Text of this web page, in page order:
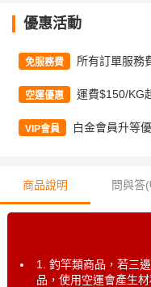
優惠活動
免服務費 所有訂單服務
空運優惠 運費$150/KG
VIP會員 白金會員升等
商品說明 問與答(
1. 釣竿類商品，若三
品，使用空運會產生